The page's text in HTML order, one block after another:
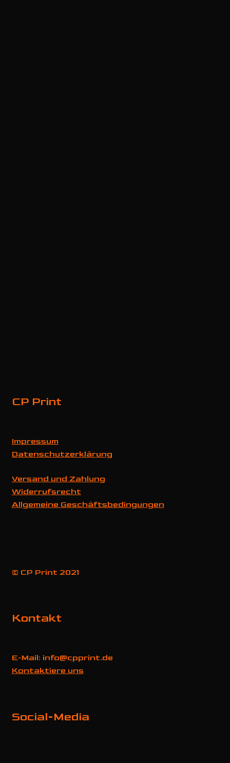
CP Print
Impressum
Datenschutzerklärung
Versand und Zahlung
Widerrufsrecht
Allgemeine Geschäftsbedingungen
© CP Print 2021
Kontakt
E-Mail: info@cpprint.de
Kontaktiere uns
Social-Media